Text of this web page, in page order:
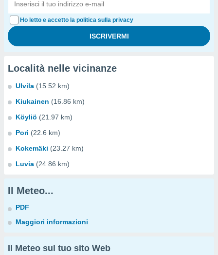
Ho letto e accetto la politica sulla privacy
Località nelle vicinanze
Ulvila (15.52 km)
Kiukainen (16.86 km)
Köyliö (21.97 km)
Pori (22.6 km)
Kokemäki (23.27 km)
Luvia (24.86 km)
Il Meteo...
PDF
Maggiori informazioni
Il Meteo sul tuo sito Web